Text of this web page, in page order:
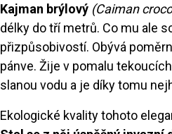
Kajman brýlový (Caiman
délky do tří metrů. Co mu ale
přizpůsobivostí. Obývá
pánve. Žije v pomalu
slanou vodu a je díky tomu
Ekologické kvality tohoto